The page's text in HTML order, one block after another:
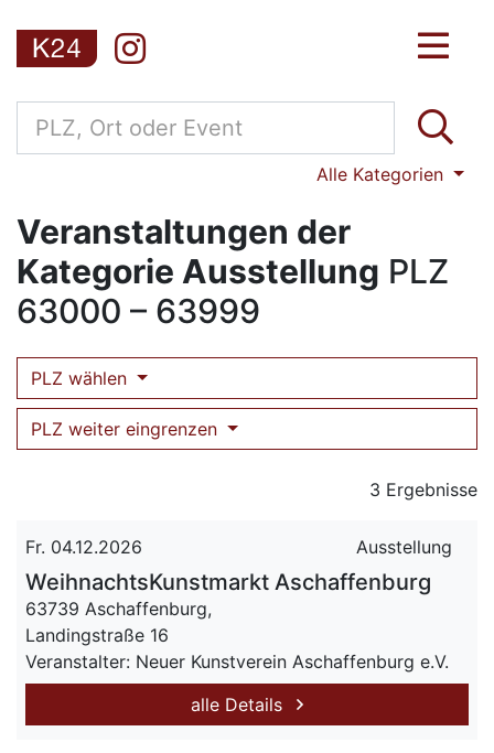
Alle Kategorien
Veranstaltungen der
Kategorie Ausstellung PLZ
63000 – 63999
PLZ wählen
PLZ weiter eingrenzen
3 Ergebnisse
Fr. 04.12.2026 Ausstellung
WeihnachtsKunstmarkt Aschaffenburg
63739 Aschaffenburg,
Landingstraße 16
Veranstalter: Neuer Kunstverein Aschaffenburg e.V.
alle Details